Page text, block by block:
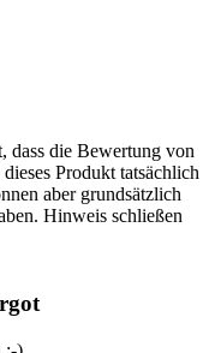
dass die Bewertung von
Produkt tatsächlich
aber grundsätzlich
Hinweis schließen